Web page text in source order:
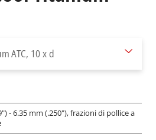
ATC, 10 x d
- 6.35 mm (.250"), frazioni di pollice a